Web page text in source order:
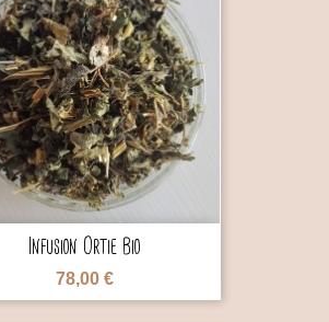

Infusion Ortie Bio
78,00 €